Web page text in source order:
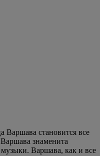
Варшава становится все
знаменита
Варшава, как и все